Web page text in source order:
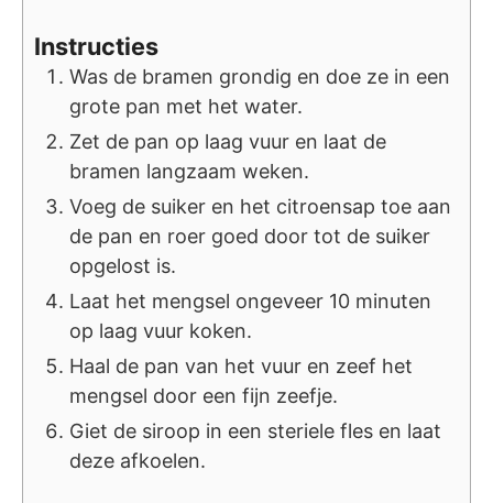
Instructies
Was de bramen grondig en doe ze in een
grote pan met het water.
Zet de pan op laag vuur en laat de
bramen langzaam weken.
Voeg de suiker en het citroensap toe aan
de pan en roer goed door tot de suiker
opgelost is.
Laat het mengsel ongeveer 10 minuten
op laag vuur koken.
Haal de pan van het vuur en zeef het
mengsel door een fijn zeefje.
Giet de siroop in een steriele fles en laat
deze afkoelen.